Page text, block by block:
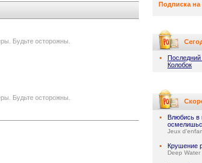
Будьте осторожны.
Будьте осторожны.
Подписка
Последний
Колобок
Влюбись в
Jeux
Крушение
Deep Water